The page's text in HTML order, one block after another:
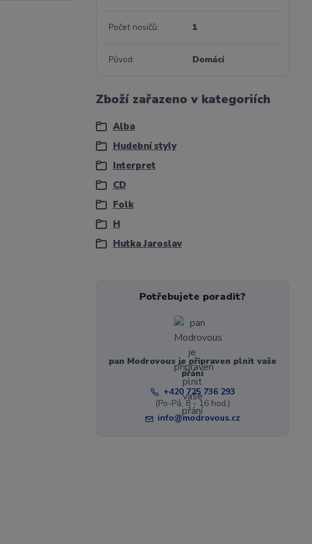
Počet nosičů 1
Původ Domácí
Zboží zařazeno v kategoriích
Alba
Hudební styly
Interpret
CD
Folk
H
Hutka Jaroslav
Potřebujete poradit?
pan Modrovous je připraven plnit vaše
přání
+420 725 736 293
(Po-Pá, 8 - 16 hod.)
info@modrovous.cz